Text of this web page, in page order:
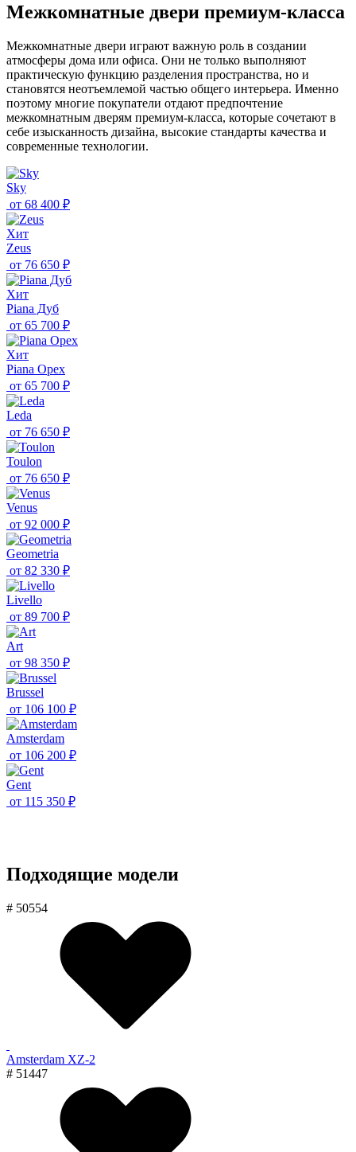
Межкомнатные двери премиум-класса
Межкомнатные двери играют важную роль в создании
атмосферы дома или офиса. Они не только выполняют
практическую функцию разделения пространства, но и
становятся неотъемлемой частью общего интерьера. Именно
поэтому многие покупатели отдают предпочтение
межкомнатным дверям премиум-класса, которые сочетают в
себе изысканность дизайна, высокие стандарты качества и
современные технологии.
Sky
от 68 400 ₽
Хит
Zeus
от 76 650 ₽
Хит
Piana Дуб
от 65 700 ₽
Хит
Piana Орех
от 65 700 ₽
Leda
от 76 650 ₽
Toulon
от 76 650 ₽
Venus
от 92 000 ₽
Geometria
от 82 330 ₽
Livello
от 89 700 ₽
Art
от 98 350 ₽
Brussel
от 106 100 ₽
Amsterdam
от 106 200 ₽
Gent
от 115 350 ₽
Подходящие модели
# 50554
Amsterdam XZ-2
# 51447